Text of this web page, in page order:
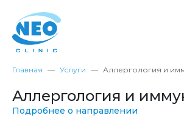
Главная Услуги Аллергология и
Аллергология и
Подробнее о направлении